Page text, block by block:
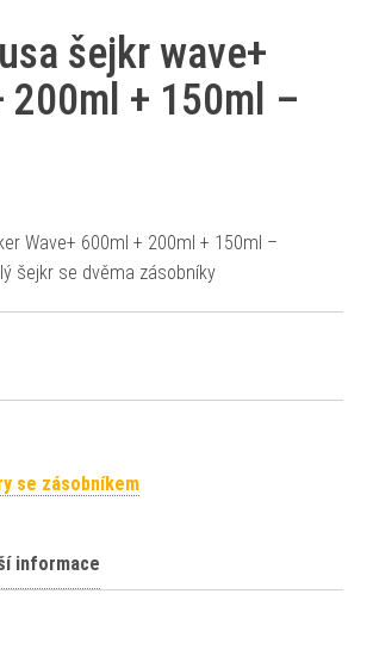
šejkr wave+
200ml + 150ml –
Wave+ 600ml + 200ml + 150ml –
šejkr se dvěma zásobníky
se zásobníkem
informace